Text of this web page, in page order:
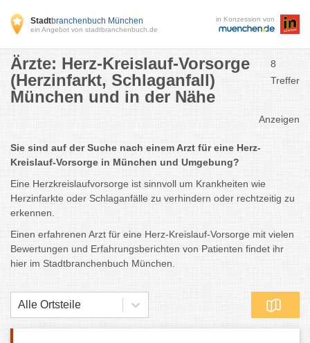
Stadtbranchenbuch München
ein Angebot von stadtbranchenbuch.de
in Konzession von
Ärzte: Herz-Kreislauf-Vorsorge
(Herzinfarkt, Schlaganfall)
München und in der Nähe
8
Treffer
Anzeigen
Sie sind auf der Suche nach einem Arzt für eine Herz-
Kreislauf-Vorsorge in München und Umgebung?
Eine Herzkreislaufvorsorge ist sinnvoll um Krankheiten wie
Herzinfarkte oder Schlaganfälle zu verhindern oder rechtzeitig zu
erkennen.
Einen erfahrenen Arzt für eine Herz-Kreislauf-Vorsorge mit vielen
Bewertungen und Erfahrungsberichten von Patienten findet ihr
hier im Stadtbranchenbuch München.
Alle Ortsteile